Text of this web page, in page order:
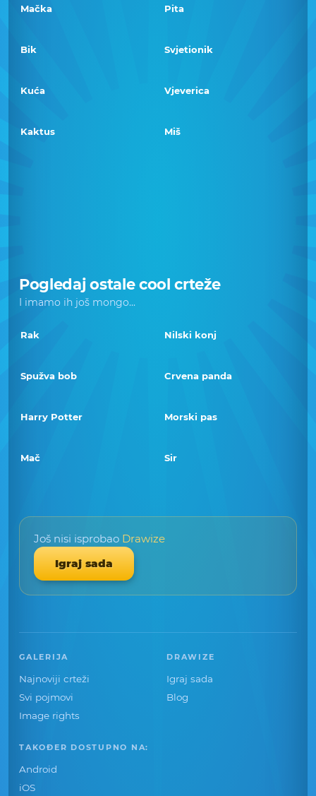
Mačka Pita
Bik Svjetionik
Kuća Vjeverica
Kaktus Miš
Pogledaj ostale cool crteže
I imamo ih još mongo...
Rak Nilski konj
Spužva bob Crvena panda
Harry Potter Morski pas
Mač Sir
Još nisi isprobao Drawize
Igraj sada
GALERIJA
Najnoviji crteži
Svi pojmovi
Image rights
DRAWIZE
Igraj sada
Blog
TAKOĐER DOSTUPNO NA:
Android
iOS